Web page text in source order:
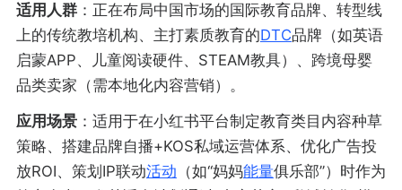
适用人群：正在布局中国市场的国际教育品牌、转型线
上的传统教培机构、主打素质教育的DTC品牌（如英语
启蒙APP、儿童阅读硬件、STEAM教具）、跨境母婴
品类卖家（需本地化内容营销）。
应用场景：适用于在小红书平台制定教育类目内容种草
策略、搭建品牌自播+KOS私域运营体系、优化广告投
放ROI、策划IP联动活动 （如“妈妈能量俱乐部”）时作为